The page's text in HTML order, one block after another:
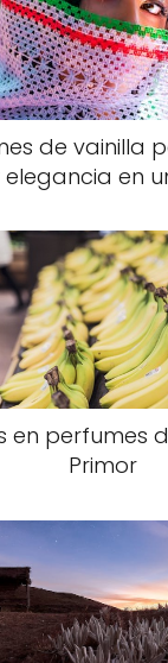
de vainilla
elegancia en
en perfumes
Primor